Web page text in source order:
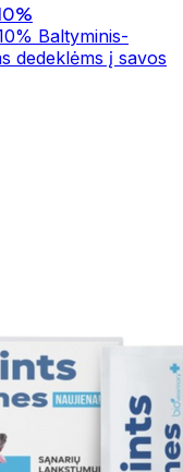
Baltyminis-
dedeklėms į savos